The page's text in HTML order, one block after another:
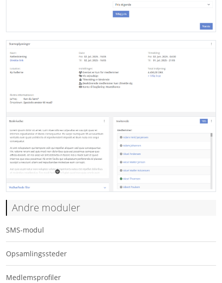
Andre moduler
SMS-modul
Opsamlingssteder
Medlemsprofiler